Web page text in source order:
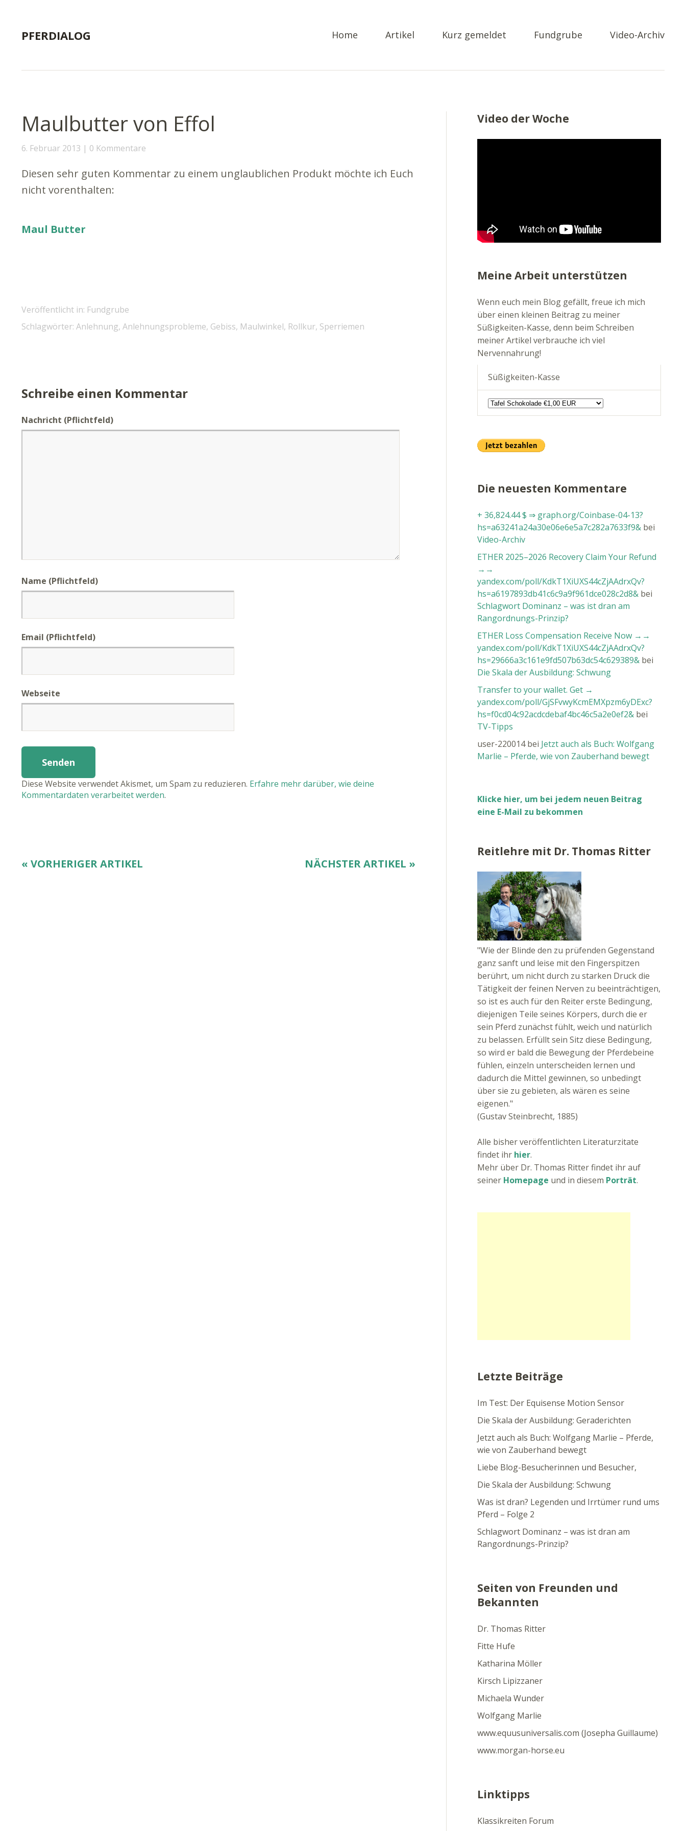
PFERDIALOG Home Artikel Kurz gemeldet Fundgrube Video-Archiv
Maulbutter von Effol
6. Februar 2013 0 Kommentare
Diesen sehr guten Kommentar zu einem unglaublichen Produkt möchte ich Euch
nicht vorenthalten:
Maul Butter
Veröffentlicht in: Fundgrube
Schlagwörter: Anlehnung, Anlehnungsprobleme, Gebiss, Maulwinkel, Rollkur, Sperriemen
Schreibe einen Kommentar
Nachricht (Pflichtfeld)
Name (Pflichtfeld)
Email (Pflichtfeld)
Webseite
Diese Website verwendet Akismet, um Spam zu reduzieren. Erfahre mehr darüber, wie deine
Kommentardaten verarbeitet werden.
NÄCHSTER ARTIKEL »
« VORHERIGER ARTIKEL
Video der Woche
Meine Arbeit unterstützen
Wenn euch mein Blog gefällt, freue ich mich
über einen kleinen Beitrag zu meiner
Süßigkeiten-Kasse, denn beim Schreiben
meiner Artikel verbrauche ich viel
Nervennahrung!
Süßigkeiten-Kasse
Die neuesten Kommentare
+ 36,824.44 $ ⇒ graph.org/Coinbase-04-13?
hs=a63241a24a30e06e6e5a7c282a7633f9&bei
Video-Archiv
ETHER 2025–2026 Recovery Claim Your Refund
→→
yandex.com/poll/KdkT1XiUXS44cZjAAdrxQv?
hs=a6197893db41c6c9a9f961dce028c2d8&bei
Schlagwort Dominanz – was ist dran am
Rangordnungs-Prinzip?
ETHER Loss Compensation Receive Now →→
yandex.com/poll/KdkT1XiUXS44cZjAAdrxQv?
hs=29666a3c161e9fd507b63dc54c629389&bei
Die Skala der Ausbildung: Schwung
Transfer to your wallet. Get →
yandex.com/poll/GjSFvwyKcmEMXpzm6yDExc?
hs=f0cd04c92acdcdebaf4bc46c5a2e0ef2&bei
TV-Tipps
user-220014bei Jetzt auch als Buch: Wolfgang
Marlie – Pferde, wie von Zauberhand bewegt
Klicke hier, um bei jedem neuen Beitrag
eine E-Mail zu bekommen
Reitlehre mit Dr. Thomas Ritter
"Wie der Blinde den zu prüfenden Gegenstand
ganz sanft und leise mit den Fingerspitzen
berührt, um nicht durch zu starken Druck die
Tätigkeit der feinen Nerven zu beeinträchtigen,
so ist es auch für den Reiter erste Bedingung,
diejenigen Teile seines Körpers, durch die er
sein Pferd zunächst fühlt, weich und natürlich
zu belassen. Erfüllt sein Sitz diese Bedingung,
so wird er bald die Bewegung der Pferdebeine
fühlen, einzeln unterscheiden lernen und
dadurch die Mittel gewinnen, so unbedingt
über sie zu gebieten, als wären es seine
eigenen."
(Gustav Steinbrecht, 1885)
Alle bisher veröffentlichten Literaturzitate
findet ihr hier.
Mehr über Dr. Thomas Ritter findet ihr auf
seiner Homepage und in diesem Porträt.
Letzte Beiträge
Im Test: Der Equisense Motion Sensor
Die Skala der Ausbildung: Geraderichten
Jetzt auch als Buch: Wolfgang Marlie – Pferde,
wie von Zauberhand bewegt
Liebe Blog-Besucherinnen und Besucher,
Die Skala der Ausbildung: Schwung
Was ist dran? Legenden und Irrtümer rund ums
Pferd – Folge 2
Schlagwort Dominanz – was ist dran am
Rangordnungs-Prinzip?
Seiten von Freunden und
Bekannten
Dr. Thomas Ritter
Fitte Hufe
Katharina Möller
Kirsch Lipizzaner
Michaela Wunder
Wolfgang Marlie
www.equusuniversalis.com (Josepha Guillaume)
www.morgan-horse.eu
Linktipps
Klassikreiten Forum